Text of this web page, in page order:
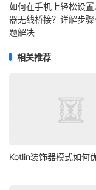
如何在手机上轻松设
器无线桥接？详解步
题解决
相关推荐
Kotlin装饰器模式如何